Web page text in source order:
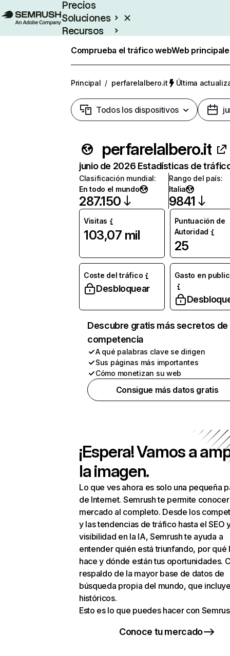
Precios
Soluciones
Recursos
Comprueba el tráfico webWeb
Principal / perfarelalbero.it Última
Todos los dispositivos
perfarelalbero.it
junio de 2026 Estadísticas de
Clasificación mundial:
En todo el mundo
287.150
Rango del país:
Italia
9841
Visitas
103,07 mil
Puntuación de
Autoridad
25
Coste del tráfico
Desbloquear
Gasto en
Descubre gratis más secretos de
competencia
A qué palabras clave se dirigen
Sus páginas más importantes
Cómo monetizan su web
Consigue más datos gratis
¡Espera! Vamos a
la imagen.
Lo que ves ahora es solo una pequeña
de Internet. Semrush te permite
mercado al completo. Desde los
y las tendencias de tráfico hasta el SEO
visibilidad en la IA, Semrush te ayuda a
entender quién está triunfando, por qué
hace y dónde están tus oportunidades.
respaldo de la mayor base de datos de
búsqueda propia del mundo, que
históricos.
Esto es lo que puedes hacer con
Conoce tu mercado